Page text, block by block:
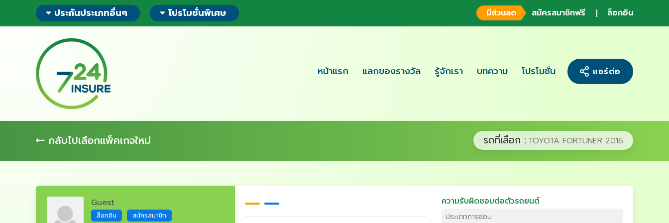
ยัง
ประกันประเภทอื่นๆ โปรโมชั่นพิเศษ มีส่วนลด สมัครสมาชิกฟรี ล็อกอิน
แชร์ต่อ
หน้าแรก แลกของรางวัล รู้จักเรา บทความ โปรโมชั่น
กลับไปเลือกแพ็คเกจใหม่ รถที่เลือก : TOYOTA FORTUNER 2016
Guest
ล็อกอิน สมัครสมาชิก
ความรับผิดชอบต่อตัวรถยนต์
ประเภทการซ่อม